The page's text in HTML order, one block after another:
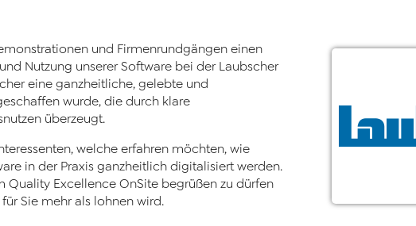
und Firmenrundgängen einen
Nutzung unserer Software bei der Laubscher
eine ganzheitliche, gelebte und
wurde, die durch klare
überzeugt.
welche erfahren möchten, wie
in der Praxis ganzheitlich digitalisiert werden.
Quality Excellence OnSite begrüßen zu dürfen
Sie mehr als lohnen wird.